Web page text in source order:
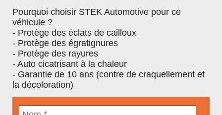
Décontaminants férreux
Dressing plastique
Polissage & Rectification
Polish
Intérieur
Cuirs
Pourquoi choisir STEK Automotive pour ce
véhicule ?
- Protège des éclats de cailloux
- Protège des égratignures
- Protège des rayures
- Auto cicatrisant à la chaleur
- Garantie de 10 ans (contre de craquellement et
la décoloration)